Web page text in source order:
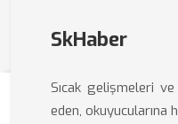
SkHaber
Sıcak gelişmeleri
eden, okuyucularına